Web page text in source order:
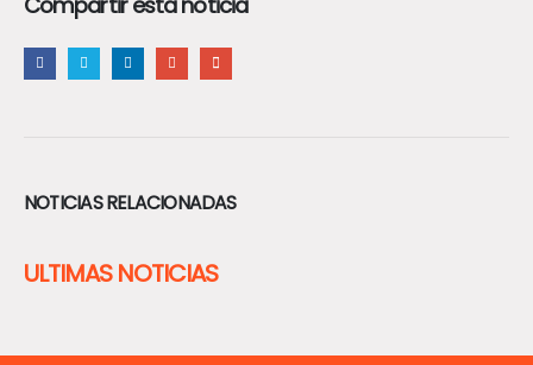
NOTICIAS RELACIONADAS
ULTIMAS NOTICIAS